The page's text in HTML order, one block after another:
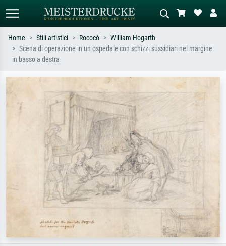
Ricerca standard
Impressionismo, onda di Hokusai,
nudo.
astratto con molto rosso, dipinto a
olio scuro, nudo in piedi vicino a un
Home Stili artistici Rococò
William Hogarth
Scena di operazione in un ospedale con schizzi sussidiari nel margine
in basso a destra